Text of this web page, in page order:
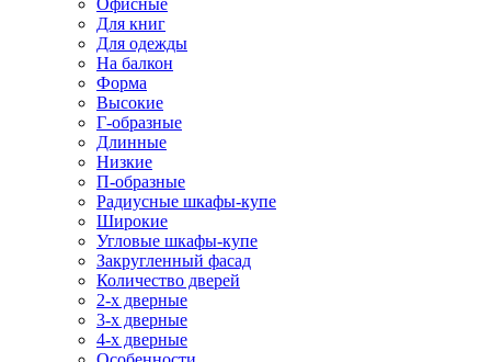
Офисные
Для книг
Для одежды
На балкон
Форма
Высокие
Г-образные
Длинные
Низкие
П-образные
Радиусные шкафы-купе
Широкие
Угловые шкафы-купе
Закругленный фасад
Количество дверей
2-х дверные
3-х дверные
4-х дверные